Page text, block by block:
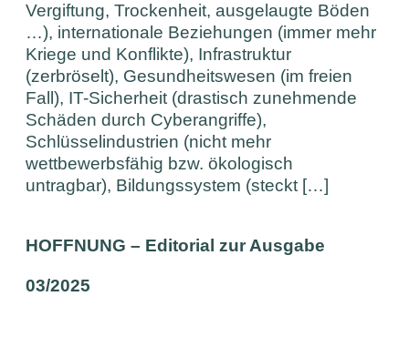
Vergiftung, Trockenheit, ausgelaugte Böden
…), internationale Beziehungen (immer mehr
Kriege und Konflikte), Infrastruktur
(zerbröselt), Gesundheitswesen (im freien
Fall), IT-Sicherheit (drastisch zunehmende
Schäden durch Cyberangriffe),
Schlüsselindustrien (nicht mehr
wettbewerbsfähig bzw. ökologisch
untragbar), Bildungssystem (steckt […]
HOFFNUNG – Editorial zur Ausgabe
03/2025